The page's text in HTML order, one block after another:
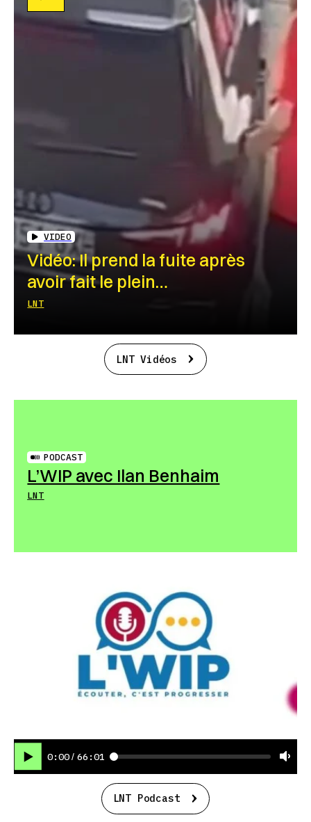
VIDEO
Vidéo: Il prend la fuite après
avoir fait le plein…
LNT
LNT Vidéos
PODCAST
L’WIP avec Ilan Benhaim
LNT
0:00 / 66:01
LNT Podcast